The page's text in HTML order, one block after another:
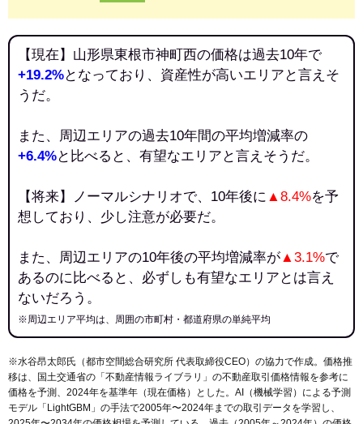
【現在】山形県東根市神町西の価格は過去10年で
+19.2%となっており、資産性が高いエリアと言えそ
うだ。
また、周辺エリアの過去10年間の平均増減率の
+6.4%と比べると、有望なエリアと言えそうだ。
【将来】ノーマルシナリオで、10年後に ▲8.4%を予
想しており、少し注意が必要だ。
また、周辺エリアの10年後の平均増減率が▲3.1%で
あるのに比べると、必ずしも有望なエリアとは言え
ないだろう。
※周辺エリア平均は、周囲の市町村・都道府県の単純平均
※水谷昂太郎氏（都市空間総合研究所 代表取締役CEO）の協力で作成。価格推
移は、国土交通省の「 不動産情報ライブラリ 」の不動産取引価格情報を参考に
価格を予測、2024年を基準年（現在価格）とした。AI（機械学習）による予測
モデル「LightGBM」の手法で2005年〜2024年までの取引データを学習し、